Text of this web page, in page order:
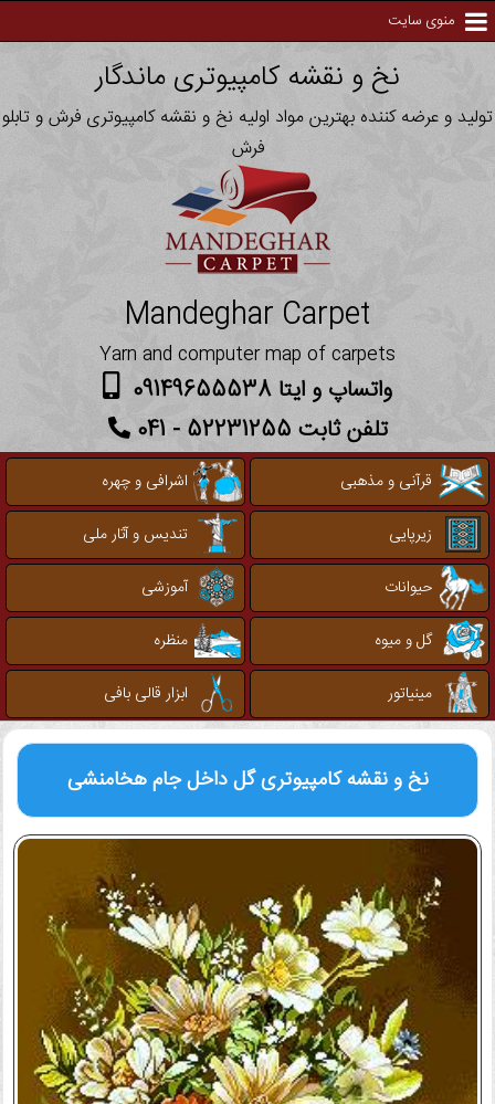
منوی سایت
نخ و نقشه کامپیوتری ماندگار
تولید و عرضه کننده بهترین مواد اولیه نخ و نقشه کامپیوتری فرش و تابلو
فرش
Mandeghar Carpet
Yarn and computer map of carpets
واتساپ و ایتا 09149655538
تلفن ثابت 52231255 - 041
قرآنی و مذهبی
اشرافی و چهره
زیرپایی
تندیس و آثار ملی
حیوانات
آموزشی
گل و میوه
منظره
مینیاتور
ابزار قالی بافی
نخ و نقشه کامپیوتریگل داخل جام هخامنشی